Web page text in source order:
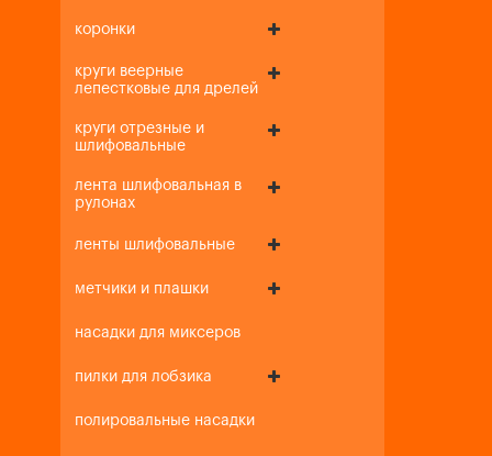
коронки
круги веерные
лепестковые для дрелей
круги отрезные и
шлифовальные
лента шлифовальная в
рулонах
ленты шлифовальные
метчики и плашки
насадки для миксеров
пилки для лобзика
полировальные насадки